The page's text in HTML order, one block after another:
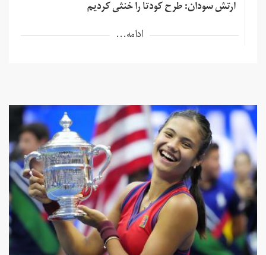
ارتش سودان: طرح کودتا را خنثی کردیم
ادامه...